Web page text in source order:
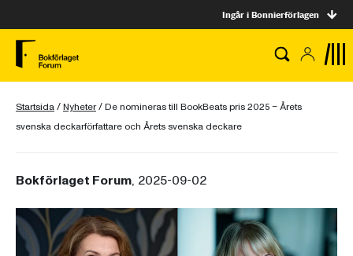
Ingår i Bonnierförlagen
Startsida/Nyheter/De nomineras till BookBeats pris 2025 – Årets
svenska deckarförfattare och Årets svenska deckare
Bokförlaget Forum, 2025-09-02